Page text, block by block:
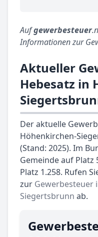
Aufgewerbesteuer
Informationen zur
Aktueller
Hebesatz in
Der aktuelle
Höhenkirchen-
(Stand: 2025). Im
Gemeinde auf
Platz 1.258. Rufen
zur Gewerbesteuer
Siegertsbrunn ab.